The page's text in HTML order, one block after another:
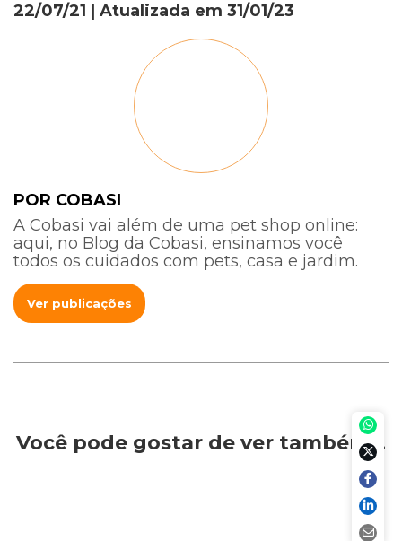
22/07/21 | Atualizada em 31/01/23
POR COBASI
A Cobasi vai além de uma pet shop online:
aqui, no Blog da Cobasi, ensinamos você
todos os cuidados com pets, casa e jardim.
Ver publicações
Você pode gostar de ver também…